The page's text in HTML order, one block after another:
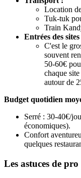
Location
Tuk-tuk
Train
Entrées des sites
C'est le
souvent
50-60€
chaque
autour de
Budget quotidien
Serré : 30-40€/
économiques).
Confort
quelques
Les astuces de